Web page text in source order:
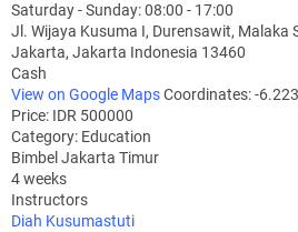
Saturday - Sunday: 08:00 - 17:00
Jl. Wijaya Kusuma I, Durensawit, Malaka
Jakarta, Jakarta Indonesia 13460
Cash
View on Google MapsCoordinates: -
Price: IDR 500000
Category: Education
Bimbel Jakarta Timur
4 weeks
Instructors
Diah Kusumastuti